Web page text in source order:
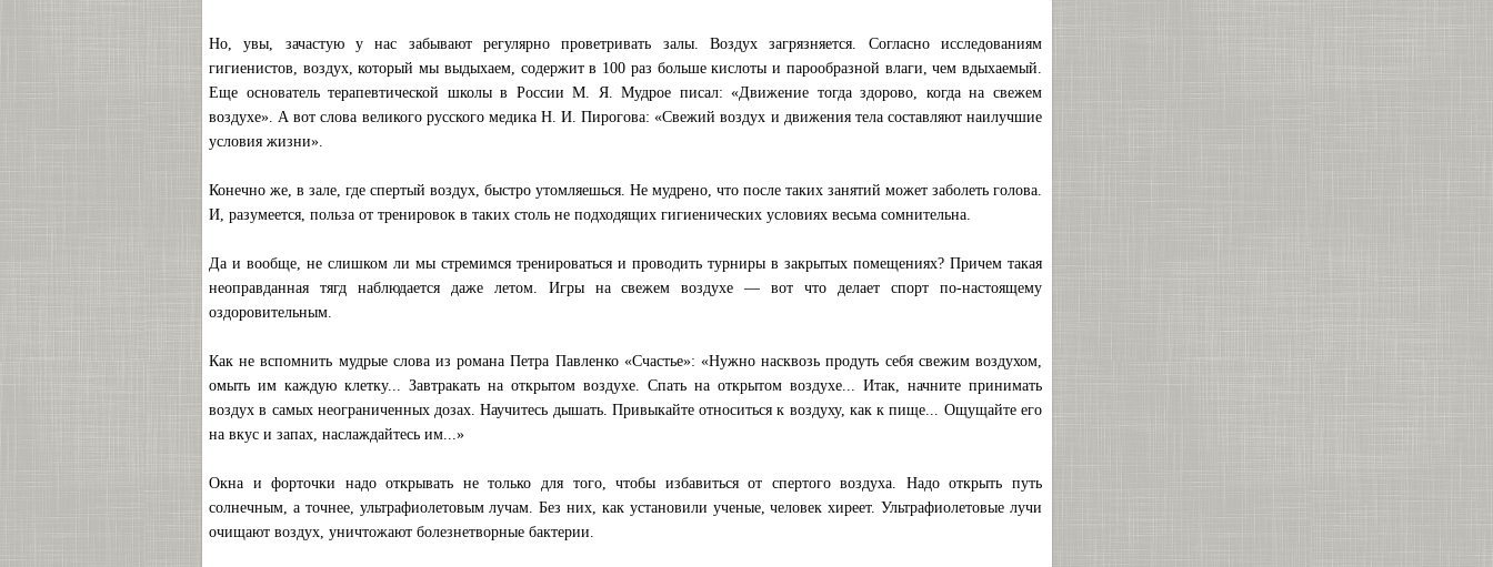
Но, увы, зачастую у нас забывают регулярно проветривать залы. Воздух загрязняется. Согласно исследованиям
гигиенистов, воздух, который мы выдыхаем, содержит в 100 раз больше кислоты и парообразной влаги, чем вдыхаемый.
Еще основатель терапевтической школы в России М. Я. Мудрое писал: «Движение тогда здорово, когда на свежем
воздухе». А вот слова великого русского медика Н. И. Пирогова: «Свежий воздух и движения тела составляют наилучшие
условия жизни».
Конечно же, в зале, где спертый воздух, быстро утомляешься. Не мудрено, что после таких занятий может заболеть голова.
И, разумеется, польза от тренировок в таких столь не подходящих гигиенических условиях весьма сомнительна.
Да и вообще, не слишком ли мы стремимся тренироваться и проводить турниры в закрытых помещениях? Причем такая
неоправданная тягд наблюдается даже летом. Игры на свежем воздухе — вот что делает спорт по-настоящему
оздоровительным.
Как не вспомнить мудрые слова из романа Петра Павленко «Счастье»: «Нужно насквозь продуть себя свежим воздухом,
омыть им каждую клетку... Завтракать на открытом воздухе. Спать на открытом воздухе... Итак, начните принимать
воздух в самых неограниченных дозах. Научитесь дышать. Привыкайте относиться к воздуху, как к пище... Ощущайте его
на вкус и запах, наслаждайтесь им...»
Окна и форточки надо открывать не только для того, чтобы избавиться от спертого воздуха. Надо открыть путь
солнечным, а точнее, ультрафиолетовым лучам. Без них, как установили ученые, человек хиреет. Ультрафиолетовые лучи
очищают воздух, уничтожают болезнетворные бактерии.